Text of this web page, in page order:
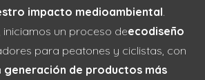
impacto medioambiental.
un proceso deecodiseño
para peatones y ciclistas, con
generación de productos más